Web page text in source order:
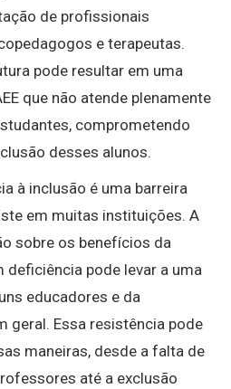
de profissionais
e terapeutas.
pode resultar em uma
que não atende plenamente
comprometendo
desses alunos.
à inclusão é uma barreira
em muitas instituições. A
sobre os benefícios da
deficiência pode levar a uma
educadores e da
geral. Essa resistência pode
maneiras, desde a falta de
até a exclusão